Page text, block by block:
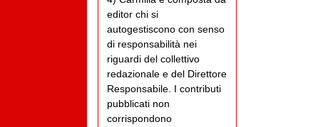
editor chi si
autogestiscono con senso
di responsabilità nei
riguardi del collettivo
redazionale e del Direttore
Responsabile. I contributi
pubblicati non
corrispondono